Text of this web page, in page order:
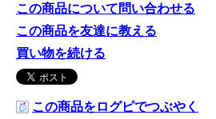
この商品について問い合わせる
この商品を友達に教える
買い物を続ける
この商品をログピでつぶやく